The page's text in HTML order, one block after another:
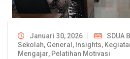
Januari 30, 2026 SDUA
Sekolah, General , Insights,
Mengajar, Pelatihan Motivasi